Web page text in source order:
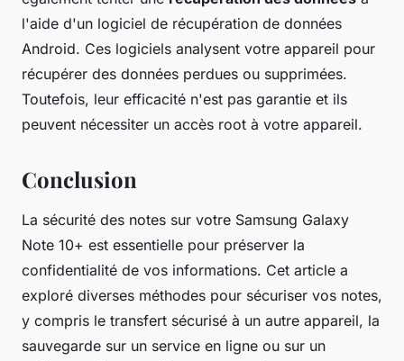
l'aide d'un logiciel de récupération de données
Android. Ces logiciels analysent votre appareil pour
récupérer des données perdues ou supprimées.
Toutefois, leur efficacité n'est pas garantie et ils
peuvent nécessiter un accès root à votre appareil.
Conclusion
La sécurité des notes sur votre Samsung Galaxy
Note 10+ est essentielle pour préserver la
confidentialité de vos informations. Cet article a
exploré diverses méthodes pour sécuriser vos notes,
y compris le transfert sécurisé à un autre appareil, la
sauvegarde sur un service en ligne ou sur un